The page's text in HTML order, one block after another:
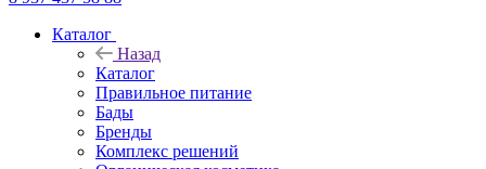
Каталог
Назад
Каталог
Правильное питание
Бады
Бренды
Комплекс решений